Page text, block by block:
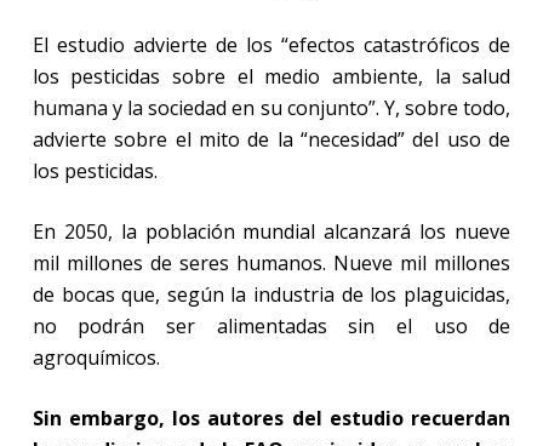
El estudio advierte de los “efectos catastróficos de
los pesticidas sobre el medio ambiente, la salud
humana y la sociedad en su conjunto”. Y, sobre todo,
advierte sobre el mito de la “necesidad” del uso de
los pesticidas.
En 2050, la población mundial alcanzará los nueve
mil millones de seres humanos. Nueve mil millones
de bocas que, según la industria de los plaguicidas,
no podrán ser alimentadas sin el uso de
agroquímicos.
Sin embargo, los autores del estudio recuerdan